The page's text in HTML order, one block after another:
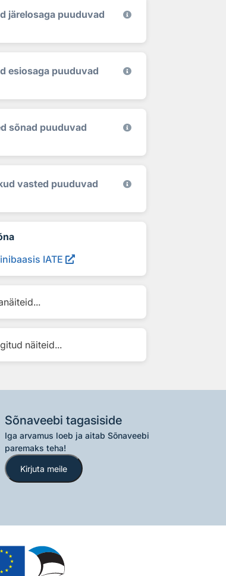
järelosaga puuduvad
esiosaga puuduvad
sõnad puuduvad
vasted puuduvad
IATE
näiteid...
Sõnaveebi tagasiside
Iga arvamus loeb ja aitab Sõnaveebi
paremaks teha!
Kirjuta meile